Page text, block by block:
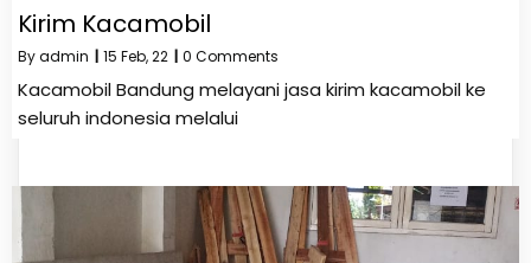
Kirim Kacamobil
Byadmin | 15 Feb, 22 | 0 Comments
Kacamobil Bandung melayani jasa kirim kacamobil ke
seluruh indonesia melalui